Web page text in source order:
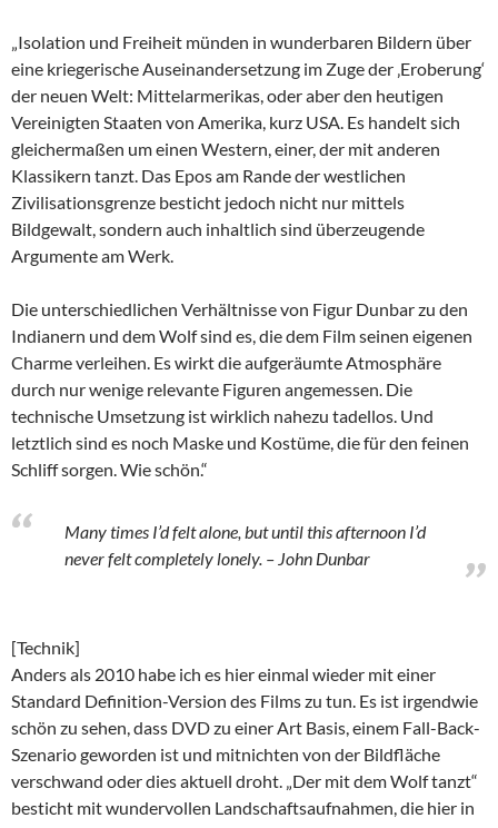
„Isolation und Freiheit münden in wunderbaren Bildern über
eine kriegerische Auseinandersetzung im Zuge der ‚Eroberung‘
der neuen Welt: Mittelarmerikas, oder aber den heutigen
Vereinigten Staaten von Amerika, kurz USA. Es handelt sich
gleichermaßen um einen Western, einer, der mit anderen
Klassikern tanzt. Das Epos am Rande der westlichen
Zivilisationsgrenze besticht jedoch nicht nur mittels
Bildgewalt, sondern auch inhaltlich sind überzeugende
Argumente am Werk.
Die unterschiedlichen Verhältnisse von Figur Dunbar zu den
Indianern und dem Wolf sind es, die dem Film seinen eigenen
Charme verleihen. Es wirkt die aufgeräumte Atmosphäre
durch nur wenige relevante Figuren angemessen. Die
technische Umsetzung ist wirklich nahezu tadellos. Und
letztlich sind es noch Maske und Kostüme, die für den feinen
Schliff sorgen. Wie schön.“
Many times I’d felt alone, but until this afternoon I’d
never felt completely lonely. – John Dunbar
[Technik]
Anders als 2010 habe ich es hier einmal wieder mit einer
Standard Definition-Version des Films zu tun. Es ist irgendwie
schön zu sehen, dass DVD zu einer Art Basis, einem Fall-Back-
Szenario geworden ist und mitnichten von der Bildfläche
verschwand oder dies aktuell droht. „Der mit dem Wolf tanzt“
besticht mit wundervollen Landschaftsaufnahmen, die hier in